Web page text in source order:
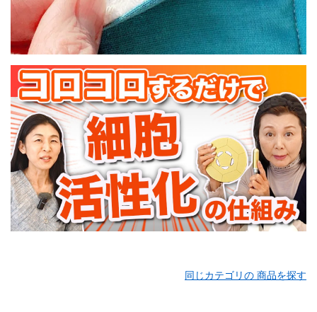
同じカテゴリの 商品を探す